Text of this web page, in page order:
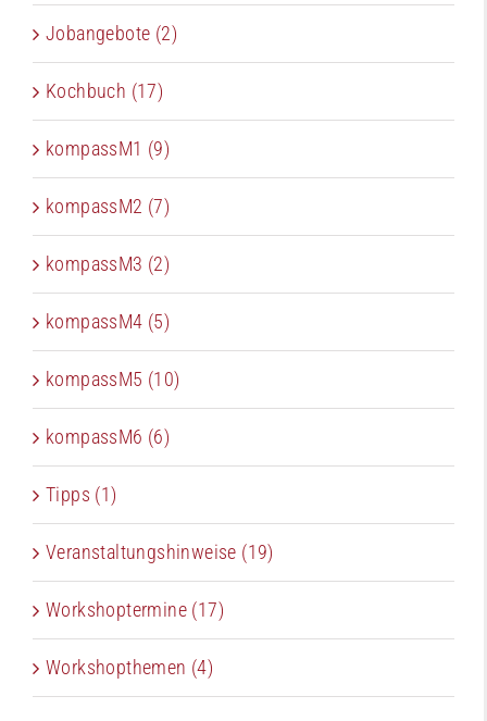
Jobangebote (2)
Kochbuch (17)
kompassM1 (9)
kompassM2 (7)
kompassM3 (2)
kompassM4 (5)
kompassM5 (10)
kompassM6 (6)
Tipps (1)
Veranstaltungshinweise (19)
Workshoptermine (17)
Workshopthemen (4)